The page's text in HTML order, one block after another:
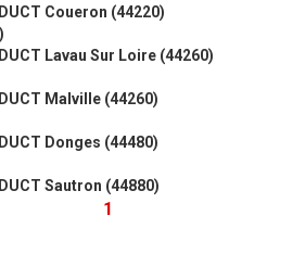
Coueron (44220)
Lavau Sur Loire (44260)
Malville (44260)
Donges (44480)
Sautron (44880)
1